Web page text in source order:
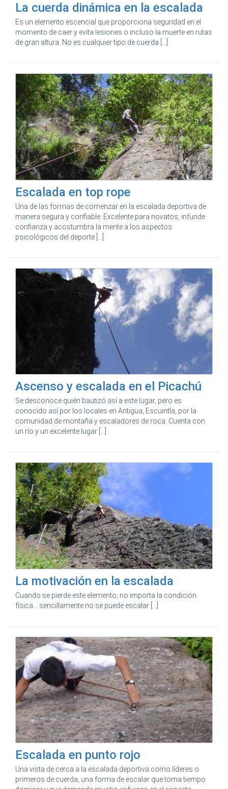
La cuerda dinámica en la escalada
Es un elemento escencial que proporciona seguridad en el
momento de caer y evita lesiones o incluso la muerte en rutas
de gran altura. No es cualquier tipo de cuerda [...]
Escalada en top rope
Una de las formas de comenzar en la escalada deportiva de
manera segura y confiable. Excelente para novatos, infunde
confianza y acostumbra la mente a los aspectos
psicológicos del deporte [...]
Ascenso y escalada en el Picachú
Se desconoce quién bautizó así a este lugar, pero es
conocido así por los locales en Antigua, Escuintla, por la
comunidad de montaña y escaladores de roca. Cuenta con
un río y un excelente lugar [...]
La motivación en la escalada
Cuando se pierde este elemento, no importa la condición
física... sencillamente no se puede escalar [...]
Escalada en punto rojo
Una vista de cerca a la escalada deportiva como líderes o
primeros de cuerda, una forma de escalar que toma tiempo